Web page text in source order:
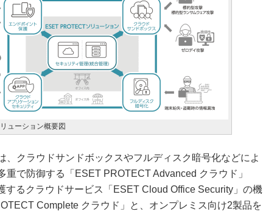
ューション概要図
クラウドサンドボックスやフルディスク暗号化などによ
重で防御する「ESET PROTECT Advanced クラウド」
するクラウドサービス「ESET Cloud Office Security」の機
Complete クラウド」と、オンプレミス向け2製品を